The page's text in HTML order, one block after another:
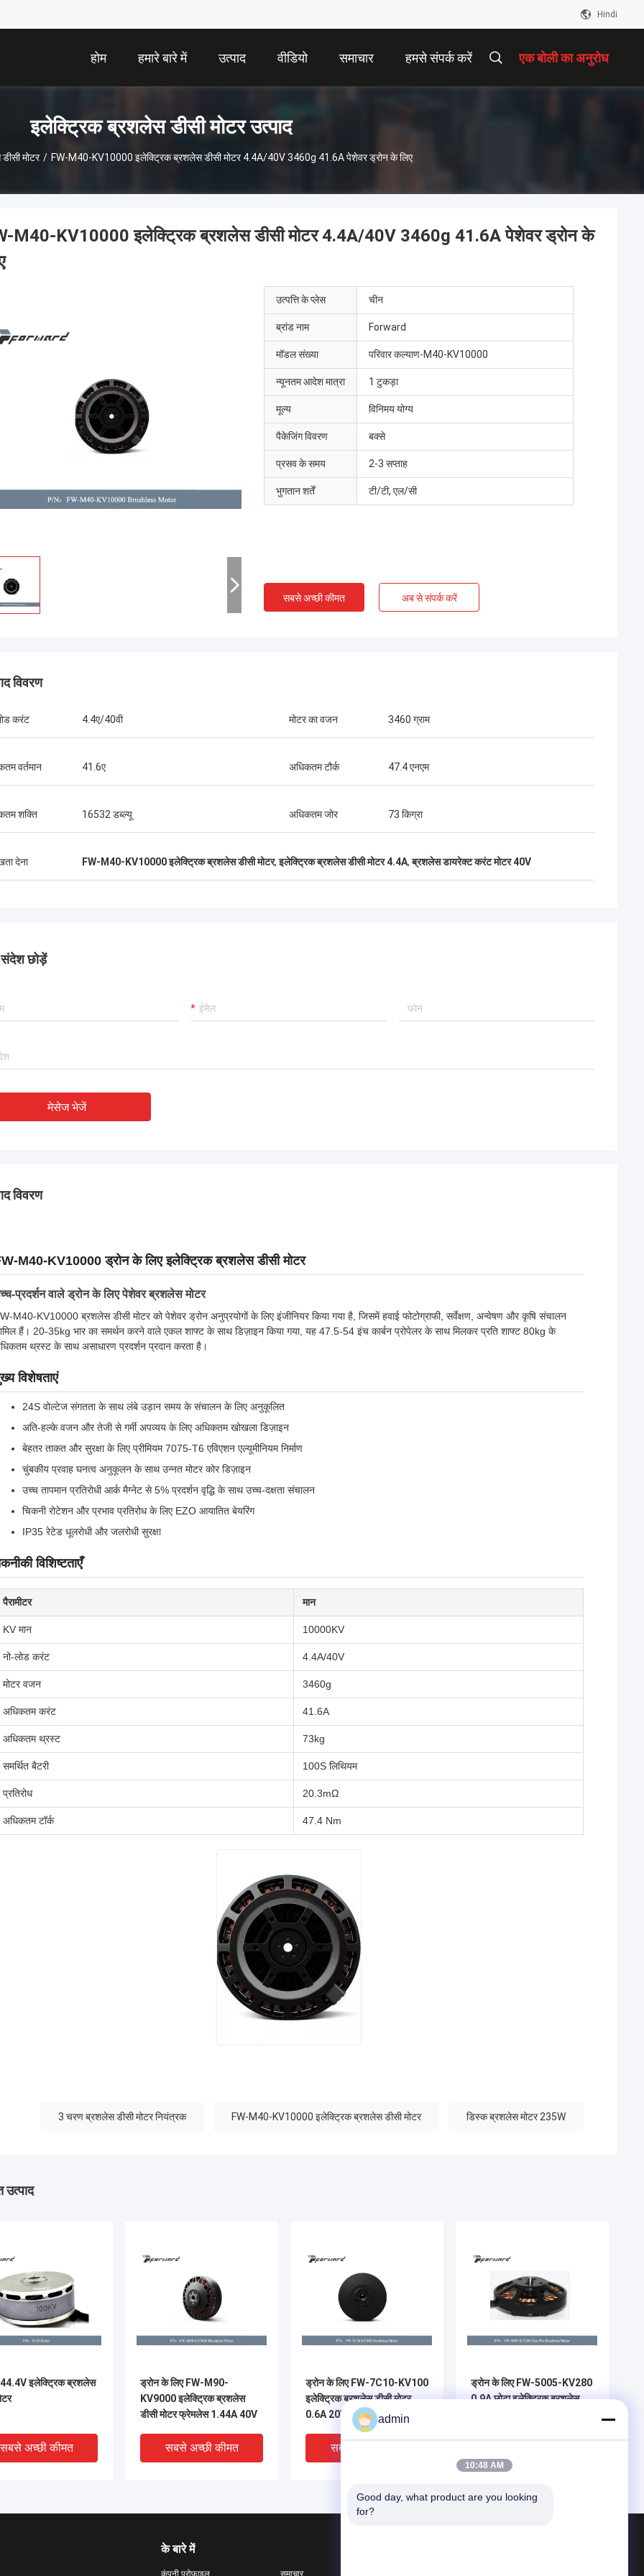
Hindi
होम हमारे बारे में उत्पाद वीडियो समाचार हमसे संपर्क करें एक बोली का अनुरोध
इलेक्ट्रिक ब्रशलेस डीसी मोटर उत्पाद
मोटर / FW-M40-KV10000 इलेक्ट्रिक ब्रशलेस डीसी मोटर 4.4A/40V 3460g 41.6A पेशेवर ड्रोन के लिए
ग्रेग ब्लेड्स
सेवा, सबसे अच्छी कीमत 2आशा है कि हम
इतनी अच्छी है, मैं नानचांग CJ-6 बंधुता के
फॉरवर्ड के बारे में अच्छा शब्द फैलाऊंगा।
M40-KV10000 इलेक्ट्रिक ब्रशलेस डीसी मोटर 4.4A/40V 3460g 41.6A पेशेवर ड्रोन के
उत्पत्ति के प्लेस चीन
ब्रांड नाम Forward
मॉडल संख्या परिवार कल्याण-M40-KV10000
न्यूनतम आदेश मात्रा 1 टुकड़ा
मूल्य विनिमय योग्य
पैकेजिंग विवरण बक्से
प्रसव के समय 2-3 सप्ताह
भुगतान शर्तें टी/टी, एल/सी
सबसे अच्छी कीमत अब से संपर्क करें
विवरण
करंट 4.4ए/40वी मोटर का वजन 3460 ग्राम
वर्तमान 41.6ए अधिकतम टौर्क 47.4 एनएम
शक्ति 16532 डब्ल्यू अधिकतम जोर 73 किग्रा
देना FW-M40-KV10000 इलेक्ट्रिक ब्रशलेस डीसी मोटर,इलेक्ट्रिक ब्रशलेस डीसी मोटर 4.4A,ब्रशलेस डायरेक्ट करंट मोटर 40V
छोड़ें
मेसेज भेजें
विवरण
M40-KV10000 ड्रोन के लिए इलेक्ट्रिक ब्रशलेस डीसी मोटर
प्रदर्शन वाले ड्रोन के लिए पेशेवर ब्रशलेस मोटर
M40-KV10000 ब्रशलेस डीसी मोटर को पेशेवर ड्रोन अनुप्रयोगों के लिए इंजीनियर किया गया है, जिसमें हवाई फोटोग्राफी, सर्वेक्षण, अन्वेषण और कृषि संचालन
हैं। 20-35kg भार का समर्थन करने वाले एकल शाफ्ट के साथ डिज़ाइन किया गया, यह 47.5-54 इंच कार्बन प्रोपेलर के साथ मिलकर प्रति शाफ्ट 80kg के
थ्रस्ट के साथ असाधारण प्रदर्शन प्रदान करता है।
विशेषताएं
24S वोल्टेज संगतता के साथ लंबे उड़ान समय के संचालन के लिए अनुकूलित
अति-हल्के वजन और तेजी से गर्मी अपव्यय के लिए अधिकतम खोखला डिज़ाइन
बेहतर ताकत और सुरक्षा के लिए प्रीमियम 7075-T6 एविएशन एल्यूमीनियम निर्माण
चुंबकीय प्रवाह घनत्व अनुकूलन के साथ उन्नत मोटर कोर डिज़ाइन
उच्च तापमान प्रतिरोधी आर्क मैग्नेट से 5% प्रदर्शन वृद्धि के साथ उच्च-दक्षता संचालन
चिकनी रोटेशन और प्रभाव प्रतिरोध के लिए EZO आयातित बेयरिंग
IP35 रेटेड धूलरोधी और जलरोधी सुरक्षा
विशिष्टताएँ
पैरामीटर मान
KV मान 10000KV
नो-लोड करंट 4.4A/40V
मोटर वजन 3460g
अधिकतम करंट 41.6A
अधिकतम थ्रस्ट 73kg
समर्थित बैटरी 100S लिथियम
प्रतिरोध 20.3mΩ
अधिकतम टॉर्क 47.4 Nm
3 चरण ब्रशलेस डीसी मोटर नियंत्रक FW-M40-KV10000 इलेक्ट्रिक ब्रशलेस डीसी मोटर डिस्क ब्रशलेस मोटर 235W
इलेक्ट्रिक ब्रशलेस
सबसे अच्छी कीमत
ड्रोन के लिए FW-M90-
KV9000 इलेक्ट्रिक ब्रशलेस
डीसी मोटर फ्रेमलेस 1.44A 40V
सबसे अच्छी कीमत
ड्रोन के लिए FW-7C10-KV100
इलेक्ट्रिक ब्रशलेस डीसी मोटर
0.6A 20V
सबसे अच्छी कीमत
ड्रोन के लिए FW-5005-KV280
0.9A छोटा इलेक्ट्रिक ब्रशलेस
के बारे में
कंपनी प्रोफ़ाइल समाचार
admin
10:48 AM
Good day, what product are you looking
for?